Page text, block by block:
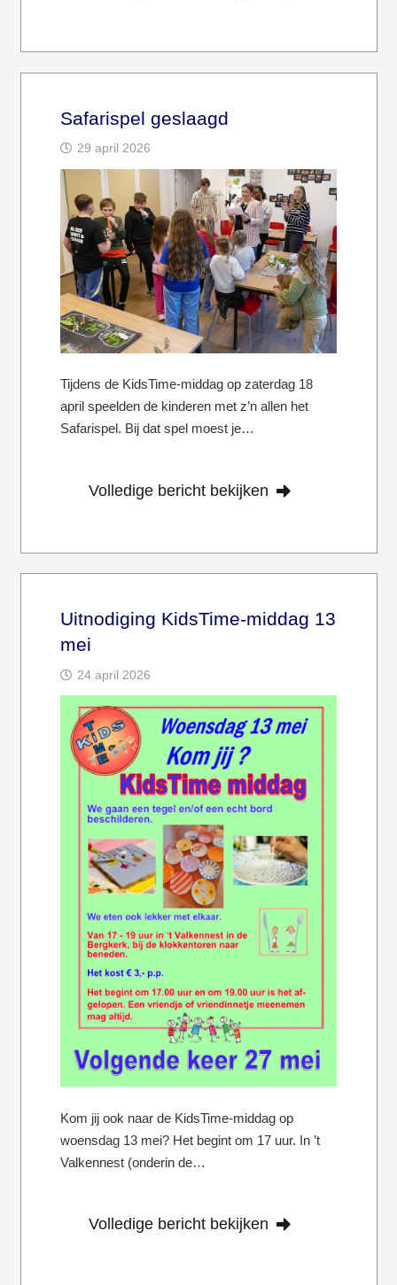
Safarispel geslaagd
29 april 2026
Tijdens de KidsTime-middag op zaterdag 18
april speelden de kinderen met z’n allen het
Safarispel. Bij dat spel moest je…
Volledige bericht bekijken
Uitnodiging KidsTime-middag 13
mei
24 april 2026
Kom jij ook naar de KidsTime-middag op
woensdag 13 mei? Het begint om 17 uur. In ’t
Valkennest (onderin de…
Volledige bericht bekijken